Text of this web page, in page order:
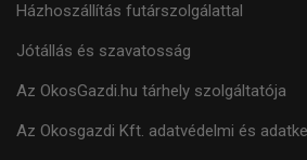
Házhoszállítás futárszolgálattal
Jótállás és szavatosság
Az OkosGazdi.hu tárhely szolgáltatója
Az Okosgazdi Kft. adatvédelmi és